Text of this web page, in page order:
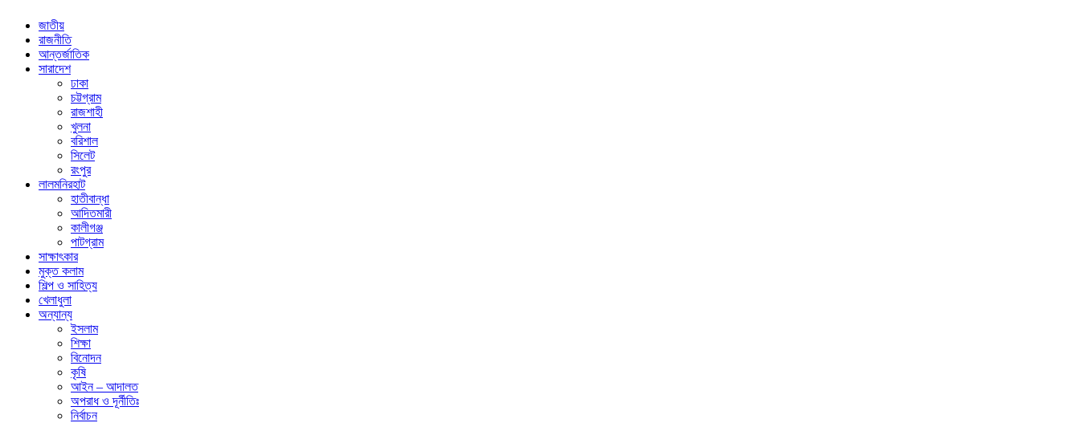
জাতীয়
রাজনীতি
আন্তর্জাতিক
সারাদেশ
ঢাকা
চট্টগ্রাম
রাজশাহী
খুলনা
বরিশাল
সিলেট
রংপুর
লালমনিরহাট
হাতীবান্ধা
আদিতমারী
কালীগঞ্জ
পাটগ্রাম
সাক্ষাৎকার
মুক্ত কলাম
শিল্প ও সাহিত্য
খেলাধুলা
অন্যান্য
ইসলাম
শিক্ষা
বিনোদন
কৃষি
আইন – আদালত
অপরাধ ও দূর্নীতিঃ
নির্বাচন